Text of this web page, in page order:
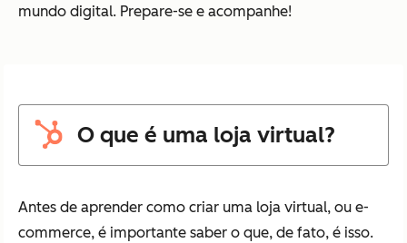
mundo digital. Prepare-se e acompanhe!
O que é uma loja virtual?
Antes de aprender como criar uma loja virtual, ou e-
commerce, é importante saber o que, de fato, é isso.